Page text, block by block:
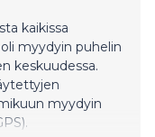
kaikissa
myydyin puhelin
keskuudessa.
myydyin